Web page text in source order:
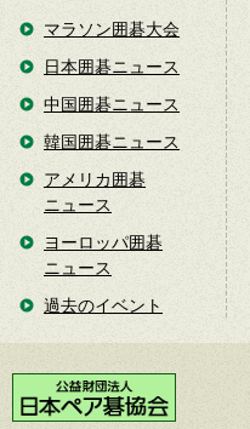
マラソン囲碁大会
日本囲碁ニュース
中国囲碁ニュース
韓国囲碁ニュース
アメリカ囲碁
ニュース
ヨーロッパ囲碁
ニュース
過去のイベント